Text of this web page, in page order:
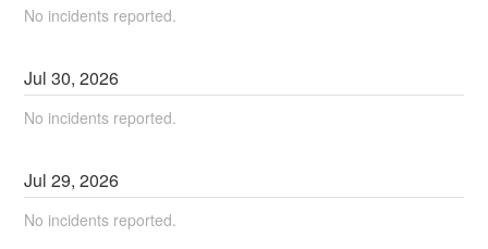
No incidents reported.
Jul30,2026
No incidents reported.
Jul29,2026
No incidents reported.